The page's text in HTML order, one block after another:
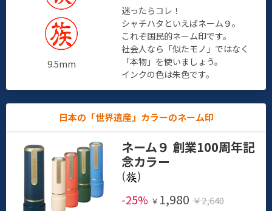
9.5mm
迷ったらコレ！
シャチハタといえばネーム９。
これぞ国民的ネーム印です。
社会人なら「似たモノ」ではなく
「本物」を使いましょう。
インクの色は朱色です。
日本の「世界遺産」カラーのネーム印
ネーム９ 創業100周年記
念カラー
(
)
-25% ￥ 1,980 ￥2,640